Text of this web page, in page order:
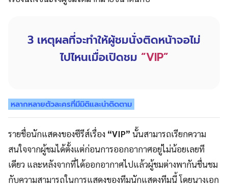
3 เหตุผลที่จะทำให้ผู้ชมนั่งติดหน้าจอไม่
ไปไหนเมื่อเปิดชม “VIP”
หลากหลายตัวละครที่มีมิติและน่าติดตาม
รายชื่อนักแสดงของซีรีส์เรื่อง “VIP” นั้นสามารถเรียกความ
สนใจจากผู้ชมได้ตั้งแต่ก่อนการออกอากาศอยู่ไม่น้อยเลยที
เดียว และหลังจากที่ได้ออกอากาศไปแล้วผู้ชมต่างพากันชื่นชม
กับความสามารถในการแสดงของทีมนักแสดงทีมนี้ โดยนางเอก